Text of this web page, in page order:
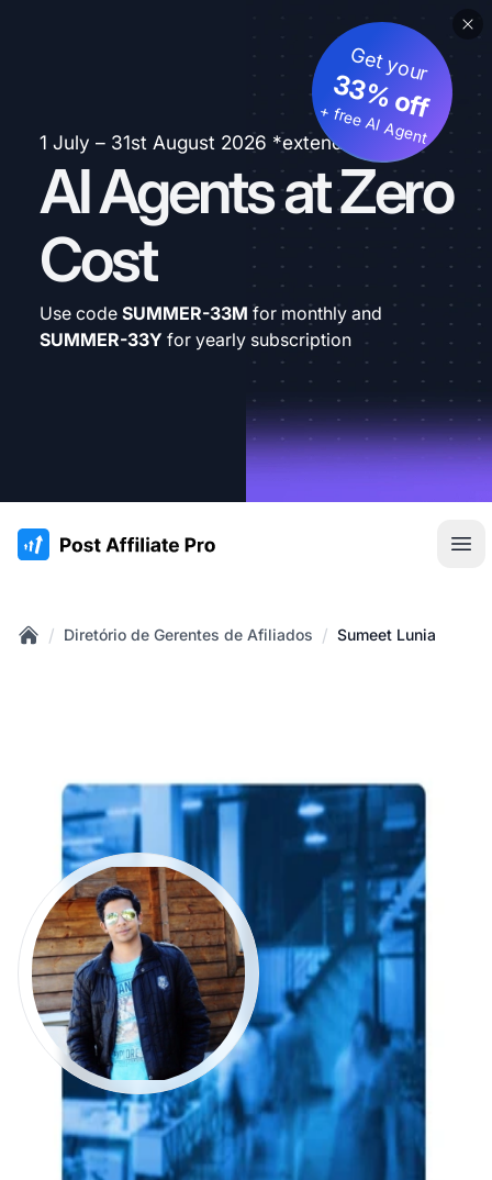
1 July – 31st August 2026 *extended
AI Agents at Zero
Cost
Get your
33% off
+ free AI Agent
Use code SUMMER-33M for monthly and
SUMMER-33Y for yearly subscription
:site.title
/ Diretório de Gerentes de Afiliados / Sumeet Lunia